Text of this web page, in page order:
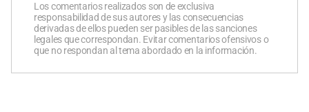
Los comentarios realizados son de exclusiva
responsabilidad de sus autores y las consecuencias
derivadas de ellos pueden ser pasibles de las sanciones
legales que correspondan. Evitar comentarios ofensivos o
que no respondan al tema abordado en la información.